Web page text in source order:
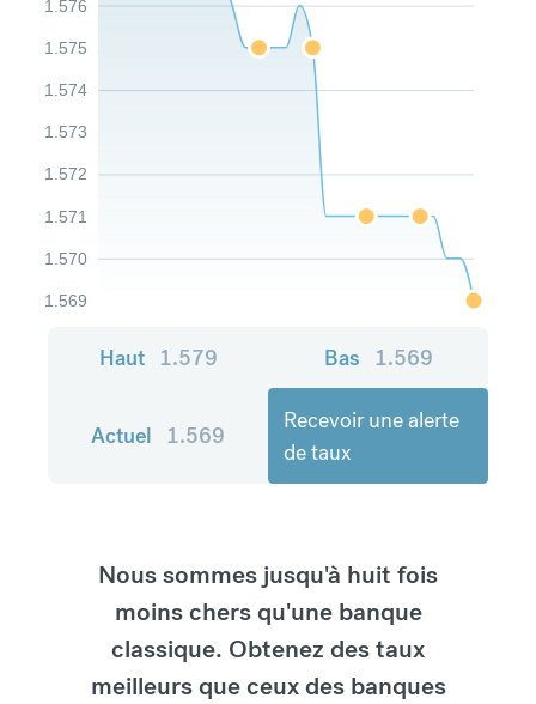
1.569
1.570
1.571
1.572
1.573
1.574
1.575
1.576
Haut 1.579 Bas 1.569
Actuel 1.569
Recevoir une alerte
de taux
Nous sommes jusqu'à huit fois
moins chers qu'une banque
classique. Obtenez des taux
meilleurs que ceux des banques